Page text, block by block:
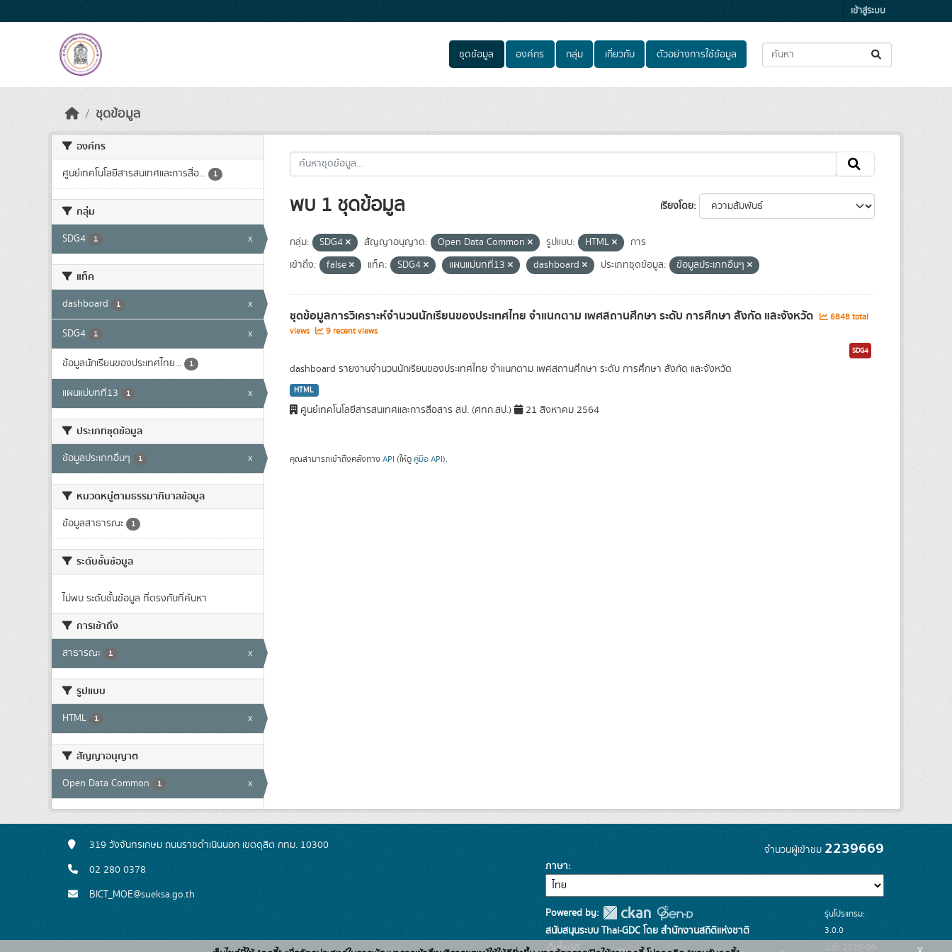
เข้าสู่ระบบ
ชุดข้อมูล องค์กร กลุ่ม เกี่ยวกับ ตัวอย่างการใช้ข้อมูล
ชุดข้อมูล
องค์กร
ศูนย์เทคโนโลยีสารสนเทศและการสื่อ... 1
กลุ่ม
SDG4 1 x
แท็ค
dashboard 1 x
SDG4 1 x
ข้อมูลนักเรียนของประเทศไทย... 1
แผนแม่บทที่13 1 x
ประเภทชุดข้อมูล
ข้อมูลประเภทอื่นๆ 1 x
หมวดหมู่ตามธรรมาภิบาลข้อมูล
ข้อมูลสาธารณะ 1
ระดับชั้นข้อมูล
ไม่พบ ระดับชั้นข้อมูล ที่ตรงกับที่ค้นหา
การเข้าถึง
สาธารณะ 1 x
รูปแบบ
HTML 1 x
สัญญาอนุญาต
Open Data Common 1 x
เรียงโดย
พบ 1 ชุดข้อมูล
กลุ่ม: SDG4 สัญญาอนุญาต: Open Data Common รูปแบบ: HTML
การ
เข้าถึง:
false แท็ค: SDG4 แผนแม่บทที่13 dashboard ประเภทชุดข้อมูล: ข้อมูลประเภทอื่นๆ
ชุดข้อมูลการวิเคราะห์จำนวนนักเรียนของประเทศไทย จำแนกตาม เพศสถานศึกษา ระดับ การศึกษา สังกัด และจังหวัด
6848 total
views
9 recent views
SDG4
dashboard รายงานจำนวนนักเรียนของประเทศไทย จำแนกตาม เพศสถานศึกษา ระดับ การศึกษา สังกัด และจังหวัด
HTML
ศูนย์เทคโนโลยีสารสนเทศและการสื่อสาร สป. (ศทก.สป.) 21 สิงหาคม 2564
คุณสามารถเข้าถึงคลังทาง API (ให้ดู คู่มือ API).
319 วังจันทรเกษม ถนนราชดำเนินนอก เขตดุสิต กทม. 10300
02 280 0378
BICT_MOE@sueksa.go.th
จำนวนผู้เข้าชม 2239669
ภาษา
Powered by:
สนับสนุนระบบ Thai-GDC โดย สำนักงานสถิติแห่งชาติ
เว็บไซต์ที่
รุ่นโปรแกรม:
3.0.0
วันที่: 2025-06-